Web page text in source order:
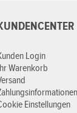
Login
Warenkorb
Einstellungen